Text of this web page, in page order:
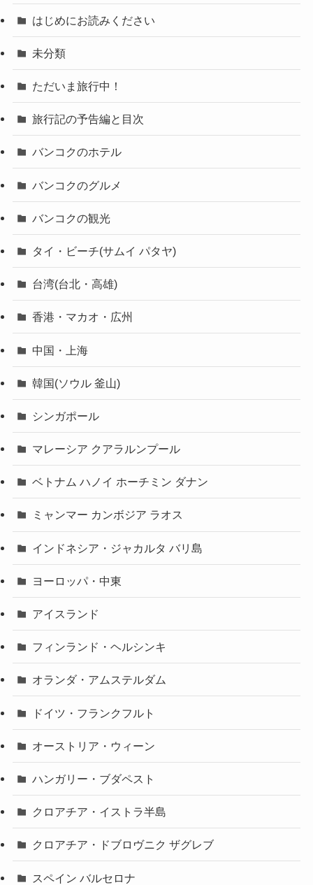
はじめにお読みください
未分類
ただいま旅行中！
旅行記の予告編と目次
バンコクのホテル
バンコクのグルメ
バンコクの観光
タイ・ビーチ(サムイ パタヤ)
台湾(台北・高雄)
香港・マカオ・広州
中国・上海
韓国(ソウル 釜山)
シンガポール
マレーシア クアラルンプール
ベトナム ハノイ ホーチミン ダナン
ミャンマー カンボジア ラオス
インドネシア・ジャカルタ バリ島
ヨーロッパ・中東
アイスランド
フィンランド・ヘルシンキ
オランダ・アムステルダム
ドイツ・フランクフルト
オーストリア・ウィーン
ハンガリー・ブダペスト
クロアチア・イストラ半島
クロアチア・ドブロヴニク ザグレブ
スペイン バルセロナ